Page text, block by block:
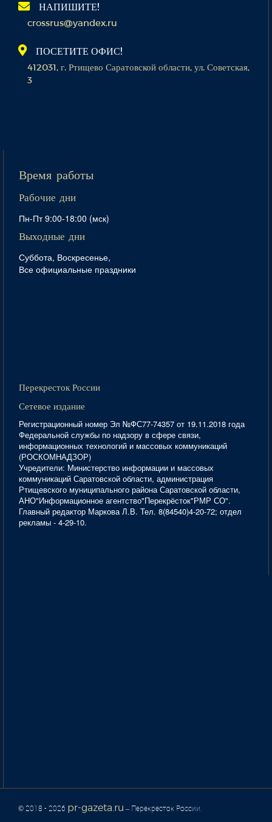
НАПИШИТЕ!
crossrus@yandex.ru
ПОСЕТИТЕ ОФИС!
412031, г. Ртищево Саратовской области, ул. Советская,
3
Время работы
Рабочие дни
Пн-Пт 9:00-18:00 (мск)
Выходные дни
Суббота, Воскресенье,
Все официальные праздники
Перекресток России
Сетевое издание
Регистрационный номер Эл №ФС77-74357 от 19.11.2018 года
Федеральной службы по надзору в сфере связи,
информационных технологий и массовых коммуникаций
(РОСКОМНАДЗОР)
Учредители: Министерство информации и массовых
коммуникаций Саратовской области, администрация
Ртищевского муниципального района Саратовской области,
АНО"Информационное агентство"Перекрёсток"РМР СО".
Главный редактор Маркова Л.В. Тел. 8(84540)4-20-72; отдел
рекламы - 4-29-10.
© 2018 - 2026 pr-gazeta.ru – Перекресток России.